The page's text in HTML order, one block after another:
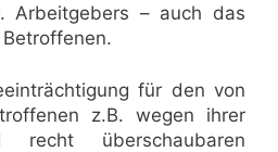
Arbeitgebers – auch das
für den von
z.B. wegen ihrer
recht überschaubaren